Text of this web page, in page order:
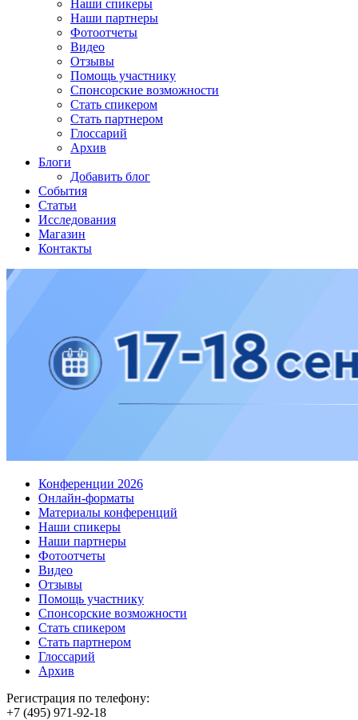
Наши спикеры
Наши партнеры
Фотоотчеты
Видео
Отзывы
Помощь участнику
Спонсорские возможности
Стать спикером
Стать партнером
Глоссарий
Архив
Блоги
Добавить блог
События
Статьи
Исследования
Магазин
Контакты
Конференции 2026
Онлайн-форматы
Материалы конференций
Наши спикеры
Наши партнеры
Фотоотчеты
Видео
Отзывы
Помощь участнику
Спонсорские возможности
Стать спикером
Стать партнером
Глоссарий
Архив
Регистрация по телефону:
+7 (495) 971-92-18